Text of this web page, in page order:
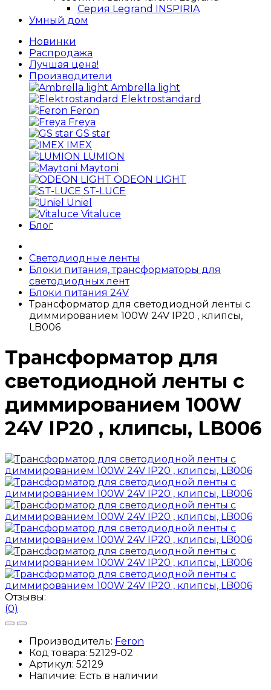
Серия Legrand INSPIRIA
Умный дом
Новинки
Распродажа
Лучшая цена!
Производители
Ambrella light
Elektrostandard
Feron
Freya
GS star
IMEX
LUMION
Maytoni
ODEON LIGHT
ST-LUCE
Uniel
Vitaluce
Блог
Светодиодные ленты
Блоки питания, трансформаторы для
светодиодных лент
Блоки питания 24V
Трансформатор для светодиодной ленты с
диммированием 100W 24V IP20 , клипсы,
LB006
Трансформатор для
светодиодной ленты с
диммированием 100W
24V IP20 , клипсы, LB006
Отзывы:
(0)
Производитель: Feron
Код товара: 52129-02
Артикул: 52129
Наличие: Есть в наличии